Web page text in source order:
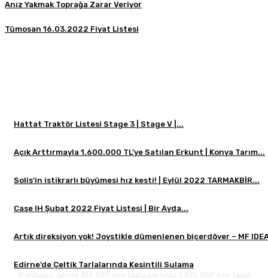
Anız Yakmak Toprağa Zarar Veriyor
Tümosan 16.03.2022 Fiyat Listesi
Hattat Traktör Listesi Stage 3 | Stage V |...
Açık Arttırmayla 1.600.000 TL’ye Satılan Erkunt | Konya Tarım...
Solis’in istikrarlı büyümesi hız kesti! | Eylül 2022 TARMAKBİR...
Case IH Şubat 2022 Fiyat Listesi | Bir Ayda...
Artık direksiyon yok! Joystikle dümenlenen biçerdöver – MF
Edirne’de Çeltik Tarlalarında Kesintili Sulama